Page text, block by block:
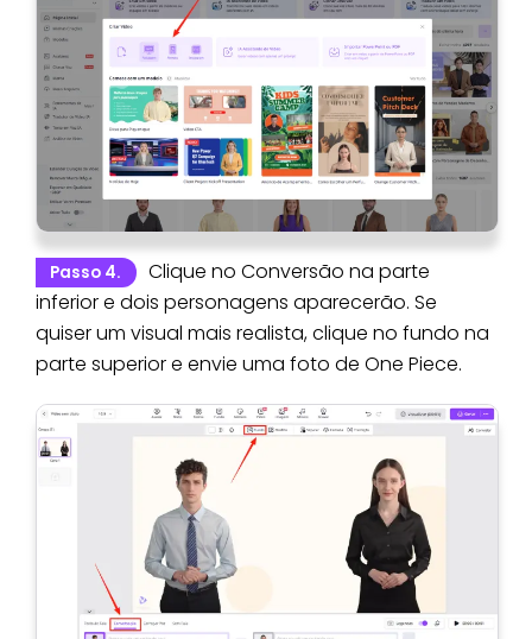
Passo 4.
Clique no Conversão na parte
inferior e dois personagens aparecerão. Se
quiser um visual mais realista, clique no fundo na
parte superior e envie uma foto de One Piece.